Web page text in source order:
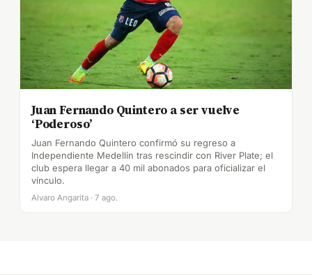
Juan Fernando Quintero a ser vuelve
‘Poderoso’
Juan Fernando Quintero confirmó su regreso a
Independiente Medellín tras rescindir con River Plate; el
club espera llegar a 40 mil abonados para oficializar el
vínculo.
Alvaro Angarita · 7 ago.